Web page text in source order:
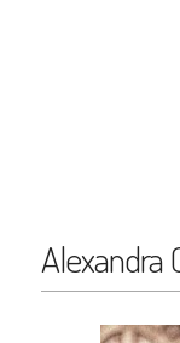
Alexandra